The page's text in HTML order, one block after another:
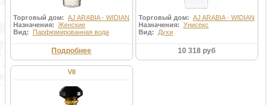
Торговый дом: AJ ARABIA - WIDIAN
Назначения: Женские
Вид: Парфюмированная вода
Подробнее
Торговый дом: AJ ARABIA - WIDIAN
Назначения: Унисекс
Вид: Духи
10 318 руб
VII